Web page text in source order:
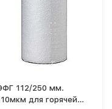
112/250 мм.
для горячей